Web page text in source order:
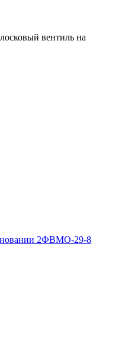
вентиль на
2ФВМO-29-8